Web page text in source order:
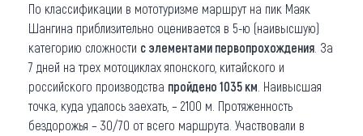
По классификации в мототуризме маршрут на пик Маяк
Шангина приблизительно оценивается в 5-ю (наивысшую)
категорию сложности с элементами первопрохождения . За
7 дней на трех мотоциклах японского, китайского и
российского производства пройдено 1035 км . Наивысшая
точка, куда удалось заехать, – 2100 м. Протяженность
бездорожья – 30/70 от всего маршрута. Участвовали в